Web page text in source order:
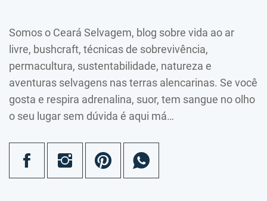
Somos o Ceará Selvagem, blog sobre vida ao ar
livre, bushcraft, técnicas de sobrevivência,
permacultura, sustentabilidade, natureza e
aventuras selvagens nas terras alencarinas. Se você
gosta e respira adrenalina, suor, tem sangue no olho
o seu lugar sem dúvida é aqui má…